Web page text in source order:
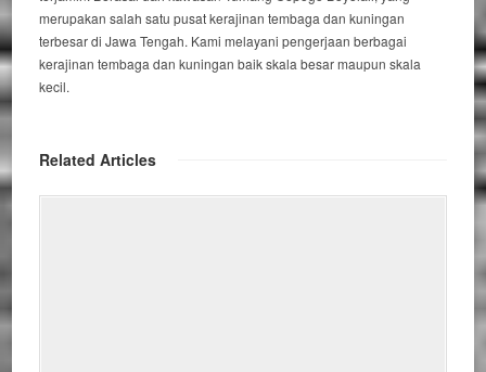
merupakan salah satu pusat kerajinan tembaga dan kuningan
terbesar di Jawa Tengah. Kami melayani pengerjaan berbagai
kerajinan tembaga dan kuningan baik skala besar maupun skala
kecil.
Related Articles